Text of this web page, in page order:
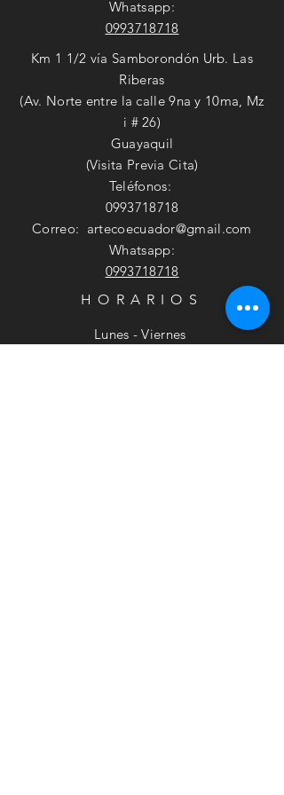
Whatsapp:
0993718718
Km 1 1/2 vía Samborondón Urb. Las
Riberas
(Av. Norte entre la calle 9na y 10ma, Mz
i # 26)
Guayaquil
(Visita Previa Cita)
Teléfonos:
0993718718
Correo: artecoecuador@gmail.com
Whatsapp:
0993718718
HORARIOS
Lunes - Viernes